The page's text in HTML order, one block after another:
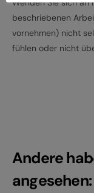
beschriebenen
vornehmen) nicht
fühlen oder nicht
Andere
angesehen: